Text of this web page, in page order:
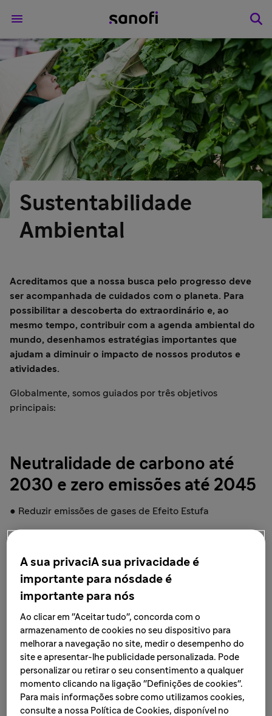
Sustentabilidade
Ambiental
Acreditamos que a nossa busca pelo progresso deve
ser acompanhada de cuidados com o planeta. Para
possibilitar a descoberta do extraordinário e, ao
mesmo tempo, contribuir com a agenda ambiental do
mundo, desenhamos estratégias importantes que
ajudam a diminuir o impacto de nossos produtos e
atividades.
Globalmente, somos guiados por três objetivos
principais:
Neutralidade de carbono até
2030 e zero emissões até 2045
● Reduzir emissões de gases de Efeito Estufa
● Utilizar eletricidade renovável
● Converter a frota de automóvel para elétrica ou com
zero emissão de carbono
Limitar pegadas ambientais e
adotar soluções circulares
● Preservar recursos naturais
● Proteger biodiversidade
A sua privaciA sua privacidade é
importante para nósdade é
importante para nós
Ao clicar em "Aceitar tudo", concorda com o
armazenamento de cookies no seu dispositivo para
melhorar a navegação no site, medir o desempenho do
site e apresentar-lhe publicidade personalizada. Pode
personalizar ou retirar o seu consentimento a qualquer
momento clicando na ligação "Definições de cookies".
Para mais informações sobre como utilizamos cookies,
consulte a nossa Política de Cookies, disponível no